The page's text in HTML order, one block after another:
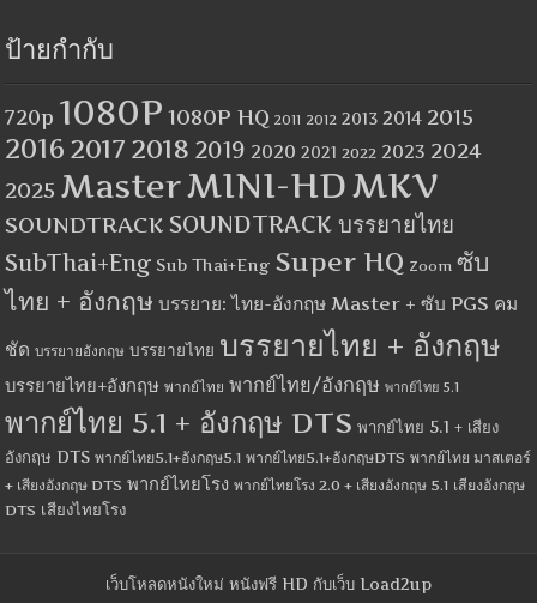
ป้ายกำกับ
720p 1080P 1080P HQ 2011 2012 2013 2014 2015
2016 2017 2018 2019 2020 2021 2022 2023 2024
2025 MasterMINI-HDMKV
SOUNDTRACK SOUNDTRACK บรรยายไทย
SubThai+Eng Sub Thai+Eng Super HQ Zoom ซับ
ไทย + อังกฤษ บรรยาย: ไทย-อังกฤษ Master + ซับ PGS คม
ชัด บรรยายอังกฤษ บรรยายไทย บรรยายไทย + อังกฤษ
บรรยายไทย+อังกฤษ พากย์ไทย พากย์ไทย/อังกฤษ พากย์ไทย 5.1
พากย์ไทย 5.1 + อังกฤษ DTS พากย์ไทย 5.1 + เสียง
อังกฤษ DTS พากย์ไทย5.1+อังกฤษ5.1 พากย์ไทย5.1+อังกฤษDTS พากย์ไทย มาสเตอร์
+ เสียงอังกฤษ DTS พากย์ไทยโรง พากย์ไทยโรง 2.0 + เสียงอังกฤษ 5.1 เสียงอังกฤษ
DTS เสียงไทยโรง
เว็บโหลดหนังใหม่ หนังฟรี HD กับเว็บ Load2up